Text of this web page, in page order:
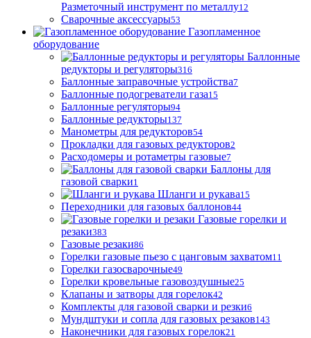
Разметочный инструмент по металлу12
Сварочные аксессуары53
Газопламенное
оборудование
Баллонные
редукторы и регуляторы316
Баллонные заправочные устройства7
Баллонные подогреватели газа15
Баллонные регуляторы94
Баллонные редукторы137
Манометры для редукторов54
Прокладки для газовых редукторов2
Расходомеры и ротаметры газовые7
Баллоны для
газовой сварки1
Шланги и рукава15
Переходники для газовых баллонов44
Газовые горелки и
резаки383
Газовые резаки86
Горелки газовые пьезо с цанговым захватом11
Горелки газосварочные49
Горелки кровельные газовоздушные25
Клапаны и затворы для горелок42
Комплекты для газовой сварки и резки6
Мундштуки и сопла для газовых резаков143
Наконечники для газовых горелок21